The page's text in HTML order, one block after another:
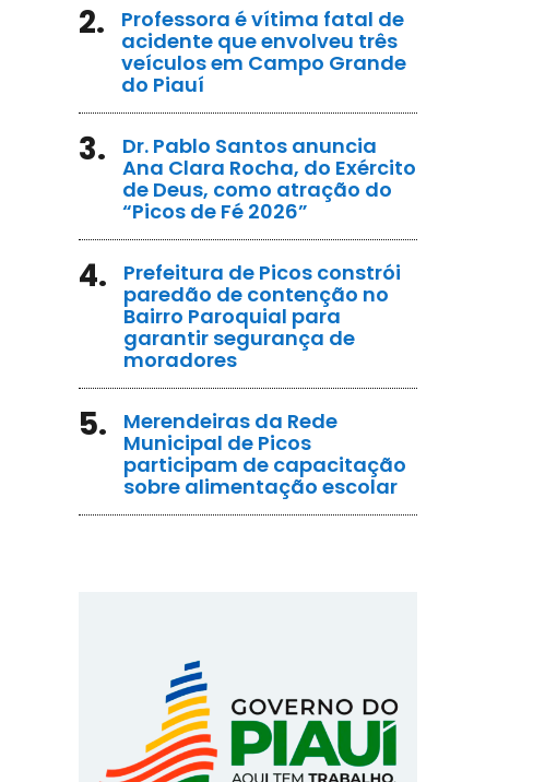
2.
Professora é vítima fatal de
acidente que envolveu três
veículos em Campo Grande
do Piauí
3.
Dr. Pablo Santos anuncia
Ana Clara Rocha, do Exército
de Deus, como atração do
“Picos de Fé 2026”
4.
Prefeitura de Picos constrói
paredão de contenção no
Bairro Paroquial para
garantir segurança de
moradores
5.
Merendeiras da Rede
Municipal de Picos
participam de capacitação
sobre alimentação escolar